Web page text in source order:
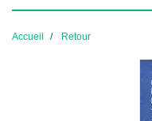
Accueil Retour